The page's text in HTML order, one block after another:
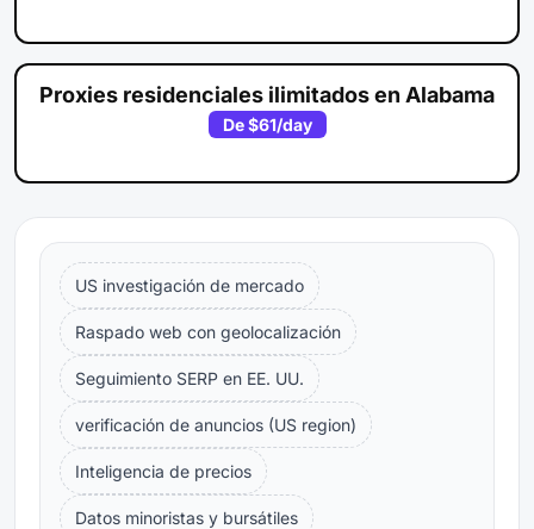
Proxies residenciales ilimitados en Alabama
De$61/day
US investigación de mercado
Raspado web con geolocalización
Seguimiento SERP en EE. UU.
verificación de anuncios (US region)
Inteligencia de precios
Datos minoristas y bursátiles